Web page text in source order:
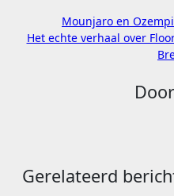
Bericht
navigatie
Mounjaro en
Het echte verhaal over
Door
Gerelateerd